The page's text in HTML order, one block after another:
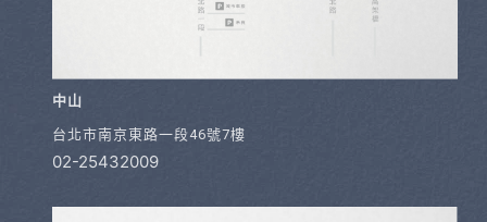
中山
台北市南京東路一段46號7樓
02-25432009